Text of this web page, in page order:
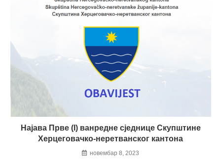
Најава Прве (I) ванредне сједнице Скупштине
Херцеговачко-неретванског кантона
новембар 8, 2023